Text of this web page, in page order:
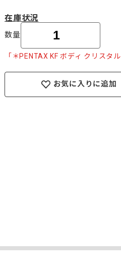
在庫状況
数量
「＊PENTAX KF ボディ クリスタ
お気に入りに追加